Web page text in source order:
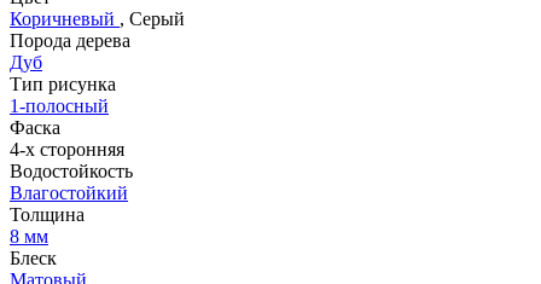
Коричневый , Серый
Порода дерева
Дуб
Тип рисунка
1-полосный
Фаска
4-х сторонняя
Водостойкость
Влагостойкий
Толщина
8 мм
Блеск
Матовый